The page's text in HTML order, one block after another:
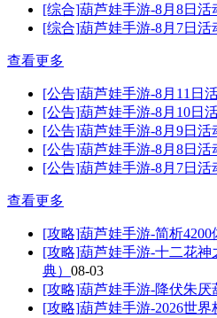
[综合]葫芦娃手游-8月8日活
[综合]葫芦娃手游-8月7日活
查看更多
[公告]葫芦娃手游-8月11日
[公告]葫芦娃手游-8月10日
[公告]葫芦娃手游-8月9日活
[公告]葫芦娃手游-8月8日活
[公告]葫芦娃手游-8月7日活
查看更多
[攻略]葫芦娃手游-简析
[攻略]葫芦娃手游-十二花神
典） 08-03
[攻略]葫芦娃手游-降伏朱厌
[攻略]葫芦娃手游-2026世